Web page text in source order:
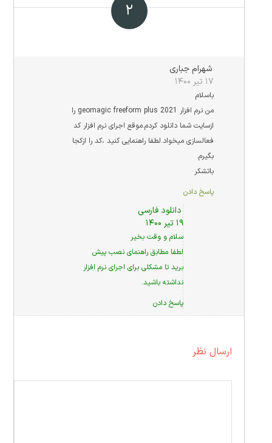
۲
شهرام جباری
۱۷ تیر ۱۴۰۰
باسلام
من نرم افزار geomagic freeform plus 2021 را
ازسایت شما دانلود کردم.موقع اجرای نرم افزار کد
فعالسازی میخواد.لطفا راهنمایی کنید ،کد را ازکجا
بگیرم.
باتشکر
پاسخ دادن
دانلود فارسی
۱۹ تیر ۱۴۰۰
سلام و وقت بخیر
لطفا مطابق راهنمای نصب پیش
برید تا مشکلی برای اجرای نرم افزار
نداشته باشید.
پاسخ دادن
ارسال نظر